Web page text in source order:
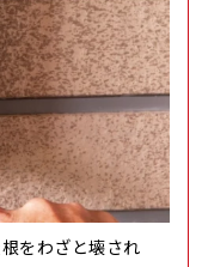
をわざと壊され